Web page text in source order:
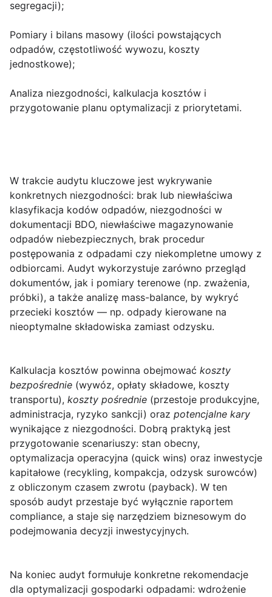
segregacji);
Pomiary i bilans masowy (ilości powstających
odpadów, częstotliwość wywozu, koszty
jednostkowe);
Analiza niezgodności, kalkulacja kosztów i
przygotowanie planu optymalizacji z priorytetami.
W trakcie audytu kluczowe jest wykrywanie
konkretnych niezgodności: brak lub niewłaściwa
klasyfikacja kodów odpadów, niezgodności w
dokumentacji BDO, niewłaściwe magazynowanie
odpadów niebezpiecznych, brak procedur
postępowania z odpadami czy niekompletne umowy z
odbiorcami. Audyt wykorzystuje zarówno przegląd
dokumentów, jak i pomiary terenowe (np. zważenia,
próbki), a także analizę mass-balance, by wykryć
przecieki kosztów — np. odpady kierowane na
nieoptymalne składowiska zamiast odzysku.
Kalkulacja kosztów powinna obejmować koszty
bezpośrednie (wywóz, opłaty składowe, koszty
transportu), koszty pośrednie (przestoje produkcyjne,
administracja, ryzyko sankcji) oraz potencjalne kary
wynikające z niezgodności. Dobrą praktyką jest
przygotowanie scenariuszy: stan obecny,
optymalizacja operacyjna (quick wins) oraz inwestycje
kapitałowe (recykling, kompakcja, odzysk surowców)
z obliczonym czasem zwrotu (payback). W ten
sposób audyt przestaje być wyłącznie raportem
compliance, a staje się narzędziem biznesowym do
podejmowania decyzji inwestycyjnych.
Na koniec audyt formułuje konkretne rekomendacje
dla optymalizacji gospodarki odpadami: wdrożenie